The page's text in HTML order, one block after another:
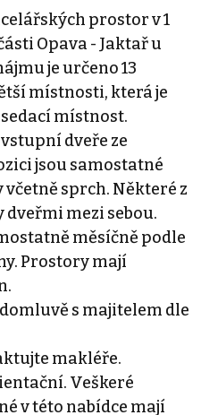
prostor v 1
Opava - Jaktař u
je určeno 13
místnosti, která je
místnost.
dveře ze
jsou samostatné
sprch. Některé z
mezi sebou.
měsíčně podle
Prostory mají
s majitelem dle
makléře.
Veškeré
v této nabídce mají